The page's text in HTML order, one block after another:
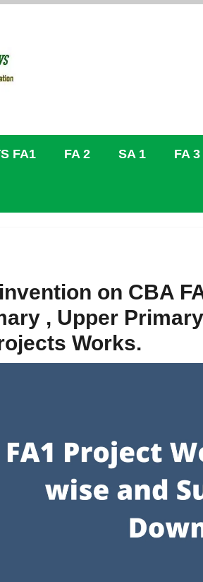
FA1 FA 2 SA 1 FA 3
on CBA
, Upper
Works.